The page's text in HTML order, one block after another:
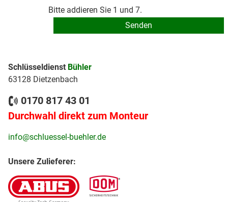
Bitte addieren Sie 1 und 7.
Schlüsseldienst Bühler
63128 Dietzenbach
0170 817 43 01
Durchwahl direkt zum Monteur
info@schluessel-buehler.de
Unsere Zulieferer: